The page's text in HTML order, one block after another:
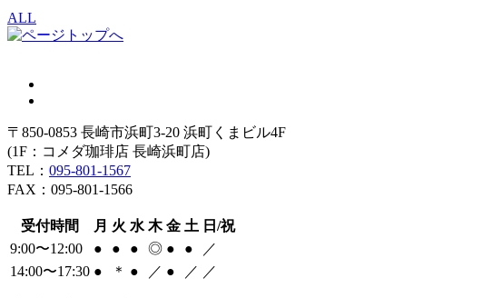
ALL
〒850-0853 長崎市浜町3-20 浜町くまビル4F
(1F：コメダ珈琲店 長崎浜町店)
TEL： 095-801-1567
FAX：095-801-1566
受付時間 月 火 水 木 金 土 日/祝
9:00〜12:00
● ● ● ◎ ● ●
／
14:00〜17:30 ● ＊ ● ／ ● ／ ／